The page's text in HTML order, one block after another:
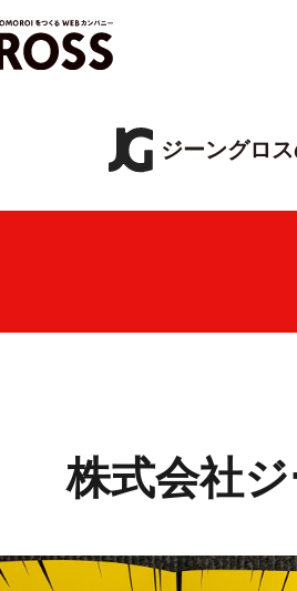
ジーングロ
株式会社